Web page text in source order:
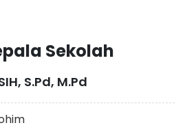
Sekolah
S.Pd, M.Pd